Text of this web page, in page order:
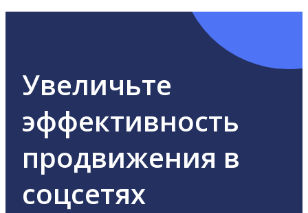
Увеличьте
эффективность
продвижения в
соцсетях